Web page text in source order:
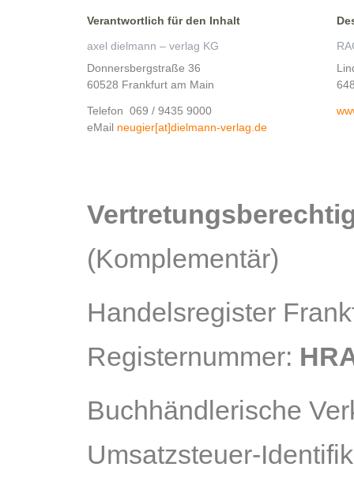
Verantwortlich für den Inhalt
axel dielmann – verlag KG
Donnersbergstraße 36
60528 Frankfurt am Main
Telefon 069 / 9435 9000
eMail neugier[at]dielmann-verlag.de
(Komplementär)
Handelsregister
Registernummer:
Buchhändlerische
Umsatzsteuer-